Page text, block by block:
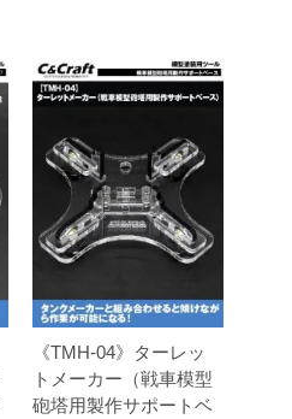
《TMH-04》ターレッ
トメーカー（戦車模型
砲塔用製作サポートベ